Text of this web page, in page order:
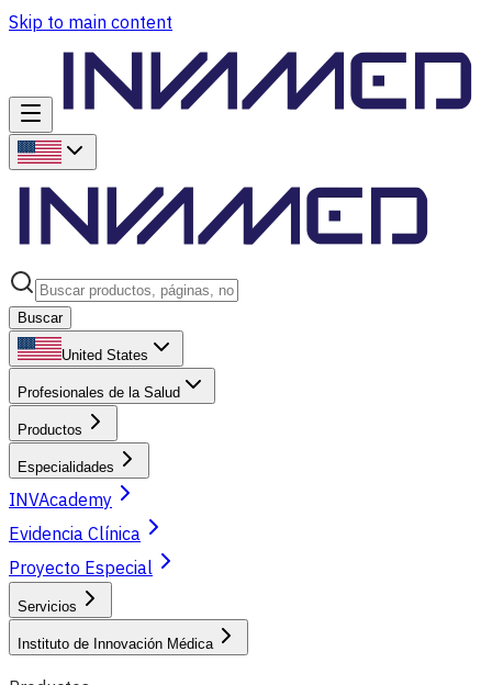
Skip to main content
Buscar
United States
Profesionales de la Salud
Productos
Especialidades
INVAcademy
Evidencia Clínica
Proyecto Especial
Servicios
Instituto de Innovación Médica